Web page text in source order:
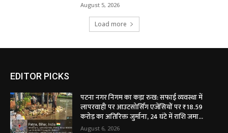
August 5, 2026
Load more
EDITOR PICKS
पटना नगर निगम का कड़ा रुख: सफाई व्यवस्था में
लापरवाही पर आउटसोर्सिंग एजेंसियों पर ₹18.59
करोड़ का अतिरिक्त जुर्माना, 24 घंटे में राशि जमा...
August 6, 2026